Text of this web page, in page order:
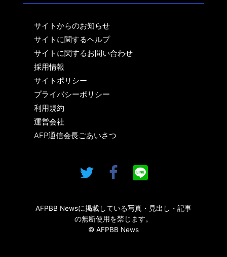
サイトからのお知らせ
サイトに関するヘルプ
サイトに関するお問い合わせ
採用情報
サイトポリシー
プライバシーポリシー
利用規約
運営会社
AFP通信会長ごあいさつ
AFPBB Newsに掲載している写真・見出し・記事
の無断使用を禁じます。
© AFPBB News